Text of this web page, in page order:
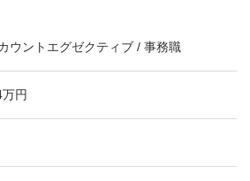
ウントエグゼクティブ / 事務職
円